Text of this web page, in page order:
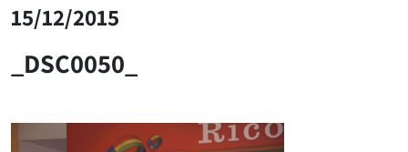
15/12/2015
_DSC0050_